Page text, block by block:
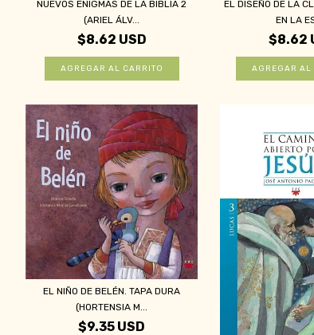
NUEVOS ENIGMAS DE LA BIBLIA 2
(ARIEL ÁLV...
$8.62 USD
EL DISEÑO DE LA
EN LA
$8.62
EL NIÑO DE BELÉN. TAPA DURA
(HORTENSIA M...
$9.35 USD